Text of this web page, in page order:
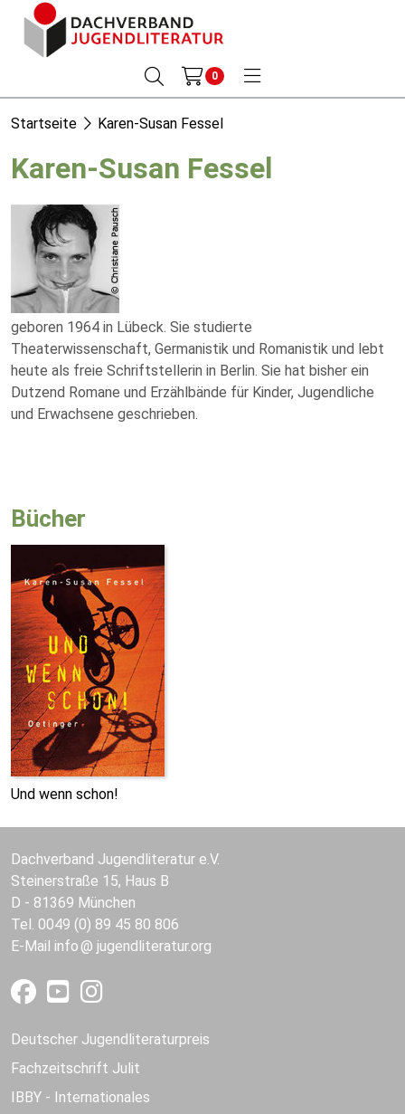
0
Startseite Karen-Susan Fessel
Karen-Susan Fessel
geboren 1964 in Lübeck. Sie studierte
Theaterwissenschaft, Germanistik und Romanistik und lebt
heute als freie Schriftstellerin in Berlin. Sie hat bisher ein
Dutzend Romane und Erzählbände für Kinder, Jugendliche
und Erwachsene geschrieben.
Bücher
Und wenn schon!
Dachverband Jugendliteratur e.V.
Steinerstraße 15, Haus B
D - 81369 München
Tel. 0049 (0) 89 45 80 806
E-Mail info jugendliteratur.org
Deutscher Jugendliteraturpreis
Fachzeitschrift Julit
IBBY - Internationales